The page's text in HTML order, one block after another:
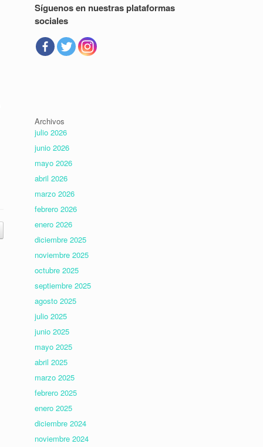
Síguenos en nuestras plataformas
sociales
Archivos
julio 2026
junio 2026
mayo 2026
abril 2026
marzo 2026
febrero 2026
enero 2026
diciembre 2025
noviembre 2025
octubre 2025
septiembre 2025
agosto 2025
julio 2025
junio 2025
mayo 2025
abril 2025
marzo 2025
febrero 2025
enero 2025
diciembre 2024
noviembre 2024